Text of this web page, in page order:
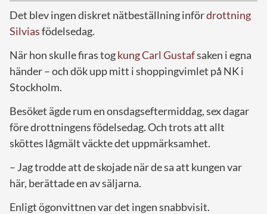
Det blev ingen diskret nätbeställning infördrottning
Silviasfödelsedag.
När hon skulle firas togkung Carl Gustafsaken i egna
händer – och dök upp mitt i shoppingvimlet på NK i
Stockholm.
Besöket ägde rum en onsdagseftermiddag, sex dagar
före drottningens födelsedag. Och trots att allt
sköttes lågmält väckte det uppmärksamhet.
– Jag trodde att de skojade när de sa att kungen var
här, berättade en av säljarna.
Enligt ögonvittnen var det ingen snabbvisit.